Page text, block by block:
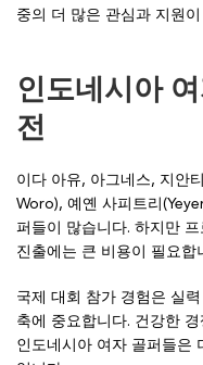
중의 더 많은 관심과 지원
인도네시아
전
이다 아유, 아그네스, 지안
Woro), 예옌 사피트리
퍼들이 많습니다. 하지만
진출에는 큰 비용이 필요합
국제 대회 참가 경험은 실
축에 중요합니다. 건강한
인도네시아 여자 골퍼들은